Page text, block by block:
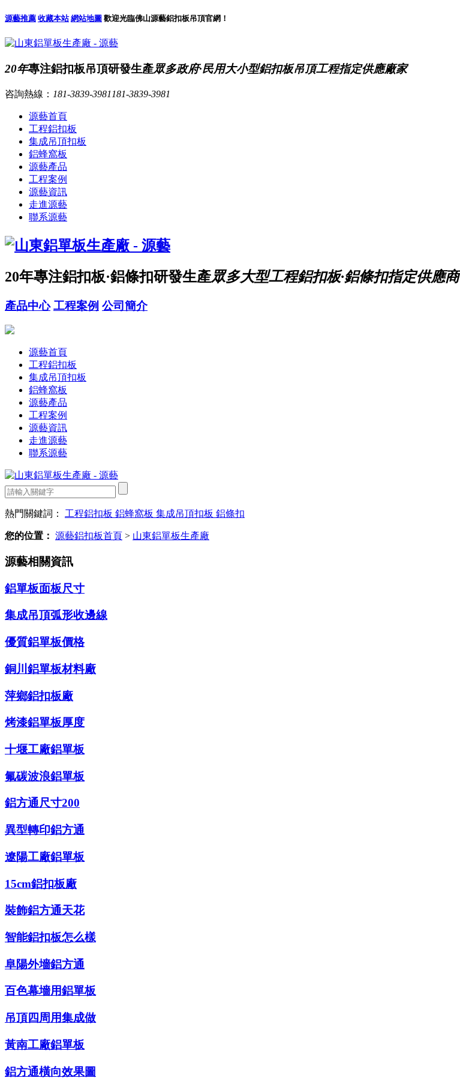
源藝推薦 收藏本站 網站地圖 歡迎光臨佛山源藝鋁扣板吊頂官網！
20年專注鋁扣板吊頂研發生產眾多政府·民用大小型鋁扣板吊頂工程指定供應廠家
咨詢熱線： 181-3839-3981 181-3839-3981
源藝首頁
工程鋁扣板
集成吊頂扣板
鋁蜂窩板
源藝產品
工程案例
源藝資訊
走進源藝
聯系源藝
20年專注鋁扣板·鋁條扣研發生產眾多大型工程鋁扣板·鋁條扣指定供應商
產品中心 工程案例 公司簡介
源藝首頁
工程鋁扣板
集成吊頂扣板
鋁蜂窩板
源藝產品
工程案例
源藝資訊
走進源藝
聯系源藝
熱門關鍵詞： 工程鋁扣板 鋁蜂窩板 集成吊頂扣板 鋁條扣
您的位置： 源藝鋁扣板首頁 > 山東鋁單板生產廠
源藝相關資訊
鋁單板面板尺寸
集成吊頂弧形收邊線
優質鋁單板價格
銅川鋁單板材料廠
萍鄉鋁扣板廠
烤漆鋁單板厚度
十堰工廠鋁單板
氟碳波浪鋁單板
鋁方通尺寸200
異型轉印鋁方通
遼陽工廠鋁單板
15cm鋁扣板廠
裝飾鋁方通天花
智能鋁扣板怎么樣
阜陽外墻鋁方通
百色幕墻用鋁單板
吊頂四周用集成做
黃南工廠鋁單板
鋁方通橫向效果圖